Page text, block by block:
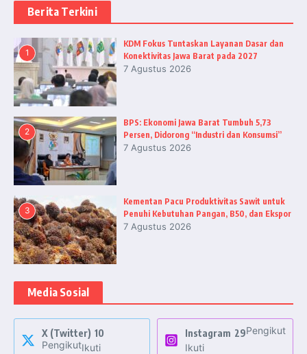
Berita Terkini
1
KDM Fokus Tuntaskan Layanan Dasar dan
Konektivitas Jawa Barat pada 2027
7 Agustus 2026
2
BPS: Ekonomi Jawa Barat Tumbuh 5,73
Persen, Didorong “Industri dan Konsumsi”
7 Agustus 2026
3
Kementan Pacu Produktivitas Sawit untuk
Penuhi Kebutuhan Pangan, B50, dan Ekspor
7 Agustus 2026
Media Sosial
X (Twitter) 10
PengikutIkuti
Instagram 29Pengikut
Ikuti